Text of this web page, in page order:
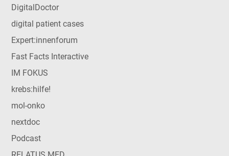
DigitalDoctor
digital patient cases
Expert:innenforum
Fast Facts Interactive
IM FOKUS
krebs:hilfe!
mol-onko
nextdoc
Podcast